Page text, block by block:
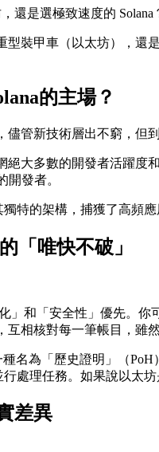
還是選極致速度的 Solana
裝甲車（以太坊），
的主場？
管新技術層出不窮，但
大多數的開發者活躍
發者。
特的架構，捕獲了高頻
「唯快不破」
」和「安全性」優先。
相核對每一筆帳目，雖
種名為「歷史證明」（
處理任務。如果說以太
差異